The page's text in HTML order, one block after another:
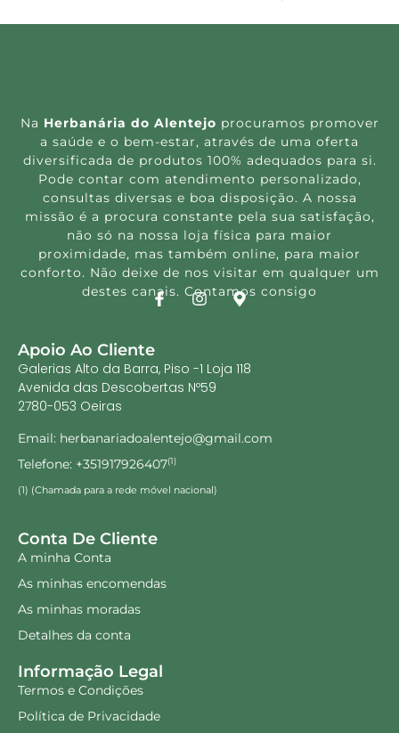
Na Herbanária do Alentejo procuramos promover
a saúde e o bem-estar, através de uma oferta
diversificada de produtos 100% adequados para si.
Pode contar com atendimento personalizado,
consultas diversas e boa disposição. A nossa
missão é a procura constante pela sua satisfação,
não só na nossa loja física para maior
proximidade, mas também online, para maior
conforto. Não deixe de nos visitar em qualquer um
destes canais. Contamos consigo
Apoio Ao Cliente
Galerias Alto da Barra, Piso -1 Loja 118
Avenida das Descobertas Nº59
2780-053 Oeiras
Email: herbanariadoalentejo@gmail.com
Telefone: +351917926407(1)
(1) (Chamada para a rede móvel nacional)
Conta De Cliente
A minha Conta
As minhas encomendas
As minhas moradas
Detalhes da conta
Informação Legal
Termos e Condições
Política de Privacidade